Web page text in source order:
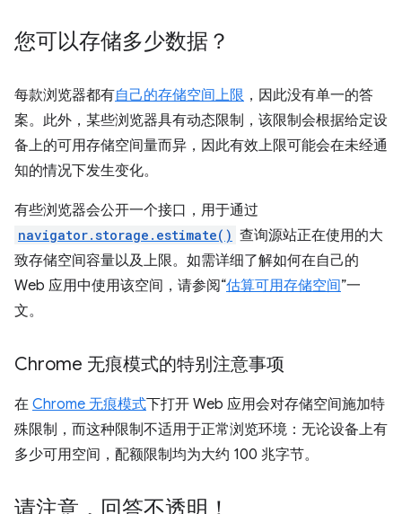
您可以存储多少数据？
每款浏览器都有自己的存储空间上限 ，因此没有单一的答
案。此外，某些浏览器具有动态限制，该限制会根据给定设
备上的可用存储空间量而异，因此有效上限可能会在未经通
知的情况下发生变化。
有些浏览器会公开一个接口，用于通过
navigator.storage.estimate() 查询源站正在使用的大
致存储空间容量以及上限。如需详细了解如何在自己的
Web 应用中使用该空间，请参阅“估算可用存储空间”一
文。
Chrome 无痕模式的特别注意事项
在 Chrome 无痕模式下打开 Web 应用会对存储空间施加特
殊限制，而这种限制不适用于正常浏览环境：无论设备上有
多少可用空间，配额限制均为大约 100 兆字节。
请注意，回答不透明！